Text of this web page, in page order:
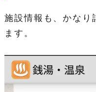
施設情報も、かなり
ます。